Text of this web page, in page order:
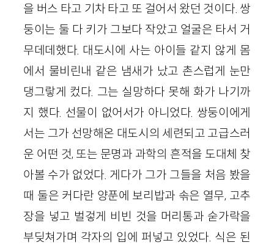
을 버스 타고 기차 타고 또 걸어서 왔던 것이다. 쌍
둥이는 둘 다 키가 그보다 작았고 얼굴은 타서 거
무데데했다. 대도시에 사는 아이들 같지 않게 몸
에서 물비린내 같은 냄새가 났고 촌스럽게 눈만
댕그랗게 컸다. 그는 실망하다 못해 화가 나기까
지 했다. 선물이 없어서가 아니었다. 쌍둥이에게
서는 그가 선망해온 대도시의 세련되고 고급스러
운 어떤 것, 또는 문명과 과학의 흔적을 도대체 찾
아볼 수가 없었다. 게다가 그가 그들을 처음 봤을
때 둘은 커다란 양푼에 보리밥과 솎은 열무, 고추
장을 넣고 벌겋게 비빈 것을 머리통과 숟가락을
부딪쳐가며 각자의 입에 퍼넣고 있었다. 식은 된